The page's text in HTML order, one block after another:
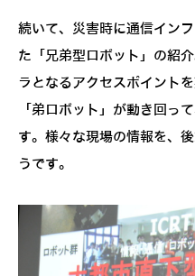
続いて、災害時に通信イン
た「兄弟型ロボット」の紹
ラとなるアクセスポイント
「弟ロボット」が動き回っ
す。様々な現場の情報を、
うです。